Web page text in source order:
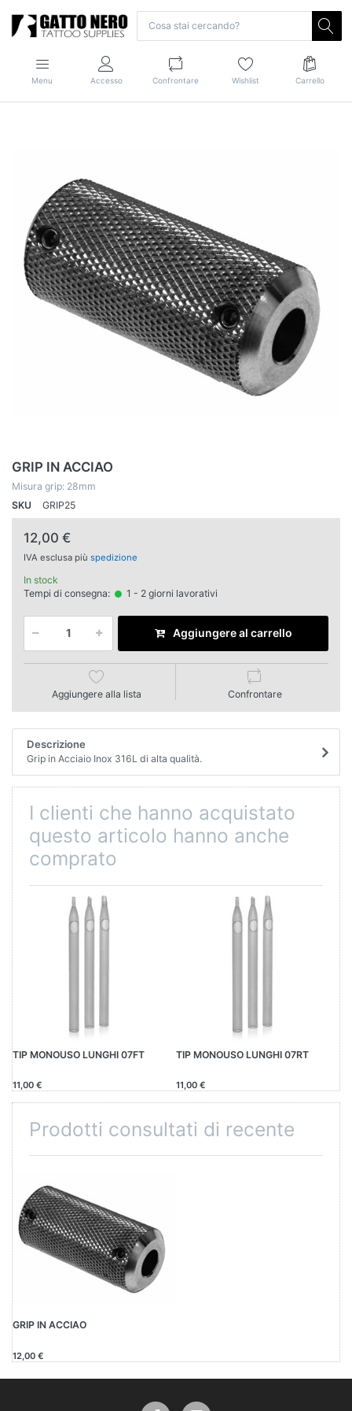
Menu Accesso Confrontare Wishlist Carrello
GRIP IN ACCIAO
Misura grip: 28mm
SKU
GRIP25
12,00 €
IVA esclusa più spedizione
In stock
Tempi di consegna:
1 - 2 giorni lavorativi
Aggiungere al carrello
Aggiungere alla lista Confrontare
Descrizione
Grip in Acciaio Inox 316L di alta qualità.
I clienti che hanno acquistato
questo articolo hanno anche
comprato
TIP MONOUSO LUNGHI 07FT
11,00 €
TIP MONOUSO LUNGHI 07RT
11,00 €
Prodotti consultati di recente
GRIP IN ACCIAO
12,00 €